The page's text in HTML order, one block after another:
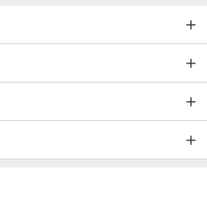
洗碗機使用。除耐火土制成之作品，
成釉藥產生裂紋。
配搭洗碗精清洗即可。
火下使用，某些釉藥會在受熱後(如泡
縫留下棕色的痕跡，不喜歡的朋友可